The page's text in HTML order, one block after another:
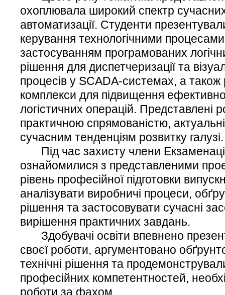
охоплювала широкий спектр
автоматизації. Студенти
керування технологічними
застосуванням програмованих
рішення для диспетчеризації та
процесів у SCADA-системах, а також
комплекси для підвищення
логістичних операцій. Представлені
практичною спрямованістю,
сучасним тенденціям розвитку галузі.
Під час захисту члени
ознайомилися з представленими
рівень професійної підготовки
аналізувати виробничі процеси,
рішення та застосовувати сучасні
вирішення практичних завдань.
Здобувачі освіти впевнено
своєї роботи, аргументовано
технічні рішення та
професійних компетентностей,
роботи за фахом.